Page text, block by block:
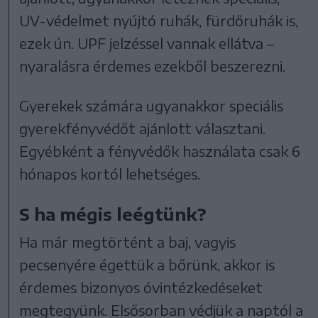
UV-védelmet nyújtó ruhák, fürdőruhák is,
ezek ún. UPF jelzéssel vannak ellátva –
nyaralásra érdemes ezekből beszerezni.
Gyerekek számára ugyanakkor speciális
gyerekfényvédőt ajánlott választani.
Egyébként a fényvédők használata csak 6
hónapos kortól lehetséges.
S ha mégis leégtünk?
Ha már megtörtént a baj, vagyis
pecsenyére égettük a bőrünk, akkor is
érdemes bizonyos óvintézkedéseket
megtegyünk. Elsősorban védjük a naptól a